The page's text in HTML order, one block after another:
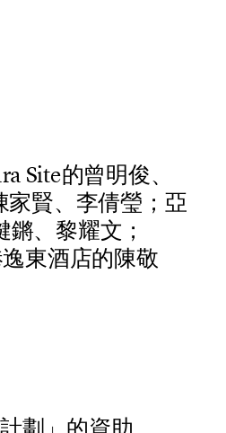
ra Site的曾明俊、
家賢、 李倩瑩 ； 亞
鏘、黎耀文 ；
逸東酒店的陳敬